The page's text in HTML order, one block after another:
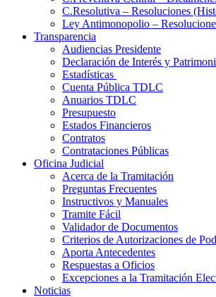
C.Resolutiva – Resoluciones
Ley Antimonopolio –
Transparencia
Audiencias Presidente
Declaración de Interés y
Estadísticas
Cuenta Pública TDLC
Anuarios TDLC
Presupuesto
Estados Financieros
Contratos
Contrataciones Públicas
Oficina Judicial
Acerca de la Tramitación
Preguntas Frecuentes
Instructivos y Manuales
Tramite Fácil
Validador de Documentos
Criterios de Autorizaciones de
Aporta Antecedentes
Respuestas a Oficios
Excepciones a la Tramitación
Noticias